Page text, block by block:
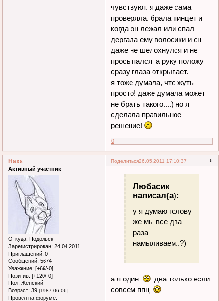
чувствуют. я даже сама
проверяла. брала пинцет и
когда он лежал или спал
дергала ему волосики и он
даже не шелохнулся и не
просыпался, а руку положу
сразу глаза открывает.
я тоже думала, что жуть
просто! даже думала может
не брать такого....) но я
сделала правильное
решение!
0
Поделиться 6
26.05.2011 17:10:37
Наха
Активный участник
Откуда: Подольск
Зарегистрирован: 24.04.2011
Приглашений: 0
Сообщений: 5674
Уважение: [+66/-0]
Позитив: [+120/-0]
Пол: Женский
Возраст: 39 [1987-06-06]
Провел на форуме:
Любасик
написал(а):
у я думаю голову
же мы все два
раза
намыливаем..?)
а я один
два только если
совсем ппц